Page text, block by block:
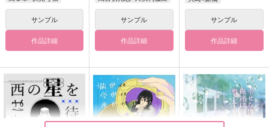
サンプル
作品詳細
サンプル
作品詳細
サンプル
作品詳細